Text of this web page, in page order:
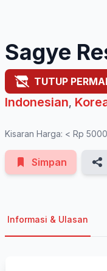
Sagye
TUTUP
Indonesian,
Kisaran Harga: < Rp
Simpan
Informasi & Ulasan